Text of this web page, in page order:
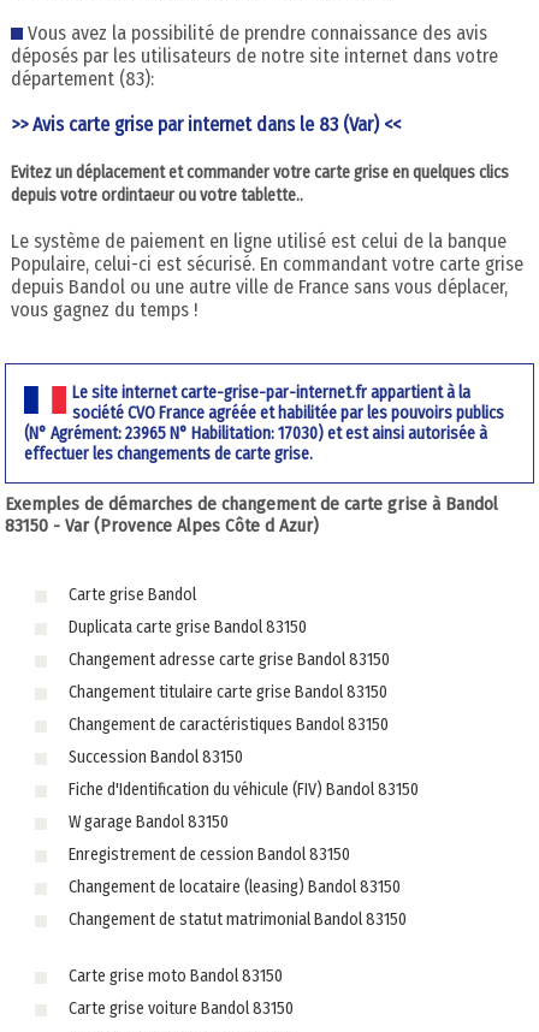
Vous avez la possibilité de prendre connaissance des avis
déposés par les utilisateurs de notre site internet dans votre
département (83):
>> Avis carte grise par internet dans le 83 (Var) <<
Evitez un déplacement et commander votre carte grise en quelques clics
depuis votre ordintaeur ou votre tablette..
Le système de paiement en ligne utilisé est celui de la banque
Populaire, celui-ci est sécurisé. En commandant votre carte grise
depuis Bandol ou une autre ville de France sans vous déplacer,
vous gagnez du temps !
Le site internet carte-grise-par-internet.fr appartient à la
société CVO France agréée et habilitée par les pouvoirs publics
(N° Agrément: 23965 N° Habilitation: 17030) et est ainsi autorisée à
effectuer les changements de carte grise.
Exemples de démarches de changement de carte grise à Bandol
83150 - Var (Provence Alpes Côte d Azur)
Carte grise Bandol
Duplicata carte grise Bandol 83150
Changement adresse carte grise Bandol 83150
Changement titulaire carte grise Bandol 83150
Changement de caractéristiques Bandol 83150
Succession Bandol 83150
Fiche d'Identification du véhicule (FIV) Bandol 83150
W garage Bandol 83150
Enregistrement de cession Bandol 83150
Changement de locataire (leasing) Bandol 83150
Changement de statut matrimonial Bandol 83150
Carte grise moto Bandol 83150
Carte grise voiture Bandol 83150